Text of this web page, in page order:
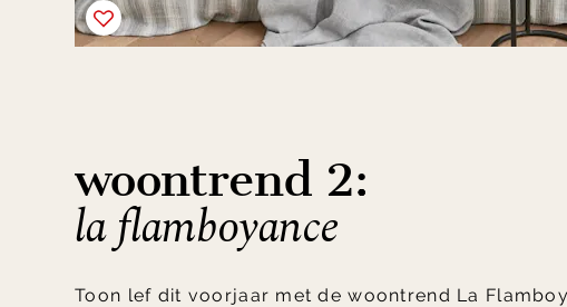
woontrend 2:
la flamboyance
Toon lef dit voorjaar met de woontrend La